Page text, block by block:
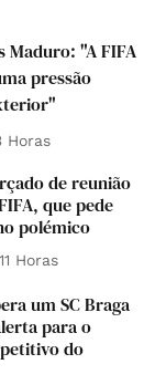
Maduro: "A FIFA
pressão
Horas
de reunião
que pede
polémico
11 Horas
um SC Braga
para o
do